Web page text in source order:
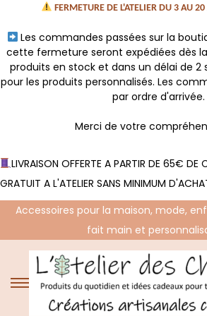
FERMETURE DE L'ATELIER DU 3 AU
Les commandes passées sur la
cette fermeture seront expédiées dès
produits en stock et dans un délai de
pour les produits personnalisés. Les
par ordre d'arrivée.
Merci de votre
LIVRAISON OFFERTE A PARTIR DE 65€ DE
GRATUIT A L'ATELIER SANS MINIMUM
Accessoires pour la maison, mode,
fait main et
P
a
P
a